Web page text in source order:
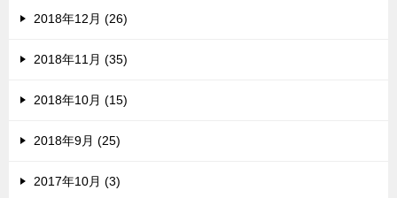
2018年12月 (26)
2018年11月 (35)
2018年10月 (15)
2018年9月 (25)
2017年10月 (3)